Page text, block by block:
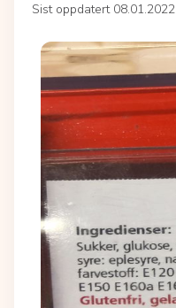
Sist oppdatert 08.01.2022